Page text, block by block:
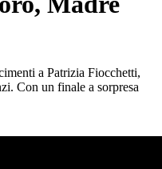
a Patrizia Fiocchetti,
Con un finale a sorpresa